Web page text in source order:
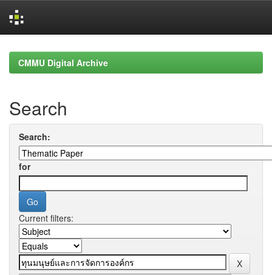
navigationCMMU Digital Archive
Search
Search:
for
Current filters: